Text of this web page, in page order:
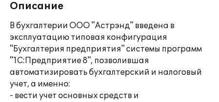
Описание
В бухгалтерии ООО "Астрэнд" введена в
эксплуатацию типовая конфигурация
"Бухгалтерия предприятия" системы программ
"1С:Предприятие 8", позволившая
автоматизировать бухгалтерский и налоговый
учет, а именно:
- вести учет основных средств и